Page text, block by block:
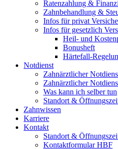
Ratenzahlung &
Zahnbehandlung &
Infos für privat
Infos für gesetzlich
Heil- und
Bonusheft
Härtefall-
Notdienst
Zahnärztlicher
Zahnärztlicher
Was kann ich selber tun
Standort &
Zahnwissen
Karriere
Kontakt
Standort &
Kontaktformular HBF